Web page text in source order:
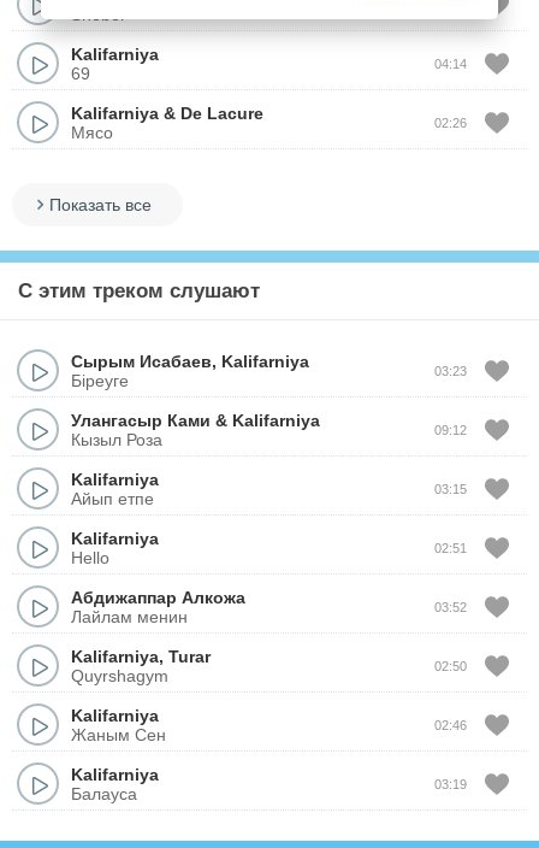
Kalifarniya
69
04:14
Kalifarniya & De Lacure
Мясо
02:26
Показать все
С этим треком слушают
Сырым Исабаев, Kalifarniya
Біреуге
03:23
Улангасыр Ками & Kalifarniya
Кызыл Роза
09:12
Kalifarniya
Айып етпе
03:15
Kalifarniya
Hello
02:51
Абдижаппар Алкожа
Лайлам менин
03:52
Kalifarniya, Turar
Quyrshagym
02:50
Kalifarniya
Жаным Сен
02:46
Kalifarniya
Балауса
03:19